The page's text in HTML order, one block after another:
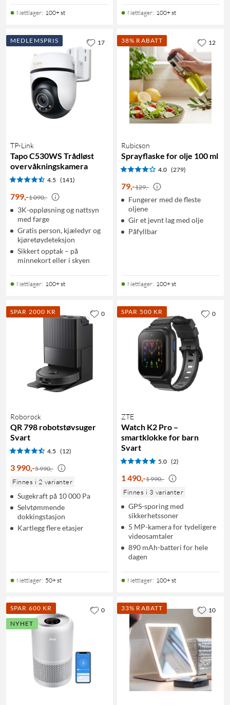
Nettlager: 100+ st Nettlager: 100+ st
MEDLEMSPRIS
TP-Link
Tapo C530WS Trådløst
overvåkningskamera
4.5 (141)
799,-1 090,-
3K-oppløsning og nattsyn
med farge
Gratis person, kjæledyr og
kjøretøydeteksjon
Sikkert opptak – på
minnekort eller i skyen
Nettlager: 100+ st
17 38% RABATT
Rubicson
Sprayflaske for olje 100 ml
4.0 (279)
79,-129,-
Fungerer med de fleste
oljene
Gir et jevnt lag med olje
Påfyllbar
Nettlager: 100+ st
12
SPAR 2000 KR
Roborock
QR 798 robotstøvsuger
Svart
4.5 (12)
3 990,-5 990,-
Finnes i 2 varianter
Sugekraft på 10 000 Pa
Selvtømmende
dokkingstasjon
Kartlegg flere etasjer
Nettlager: 50+ st
0 SPAR 500 KR
ZTE
Watch K2 Pro –
smartklokke for barn
Svart
5.0 (2)
1 490,-1 990,-
Finnes i 3 varianter
GPS-sporing med
sikkerhetssoner
5 MP-kamera for tydeligere
videosamtaler
890 mAh-batteri for hele
dagen
Nettlager: 100+ st
0
SPAR 600 KR
NYHET
0 33% RABATT 10